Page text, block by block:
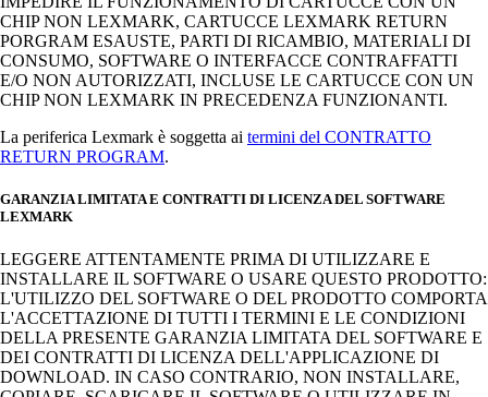
CHIP NON LEXMARK, CARTUCCE LEXMARK RETURN
PORGRAM ESAUSTE, PARTI DI RICAMBIO, MATERIALI DI
CONSUMO, SOFTWARE O INTERFACCE CONTRAFFATTI
E/O NON AUTORIZZATI, INCLUSE LE CARTUCCE CON UN
CHIP NON LEXMARK IN PRECEDENZA FUNZIONANTI.
La periferica Lexmark è soggetta ai termini del CONTRATTO
RETURN PROGRAM.
GARANZIA LIMITATA E CONTRATTI DI LICENZA DEL SOFTWARE
LEXMARK
LEGGERE ATTENTAMENTE PRIMA DI UTILIZZARE E
INSTALLARE IL SOFTWARE O USARE QUESTO PRODOTTO:
L'UTILIZZO DEL SOFTWARE O DEL PRODOTTO COMPORTA
L'ACCETTAZIONE DI TUTTI I TERMINI E LE CONDIZIONI
DELLA PRESENTE GARANZIA LIMITATA DEL SOFTWARE E
DEI CONTRATTI DI LICENZA DELL'APPLICAZIONE DI
DOWNLOAD. IN CASO CONTRARIO, NON INSTALLARE,